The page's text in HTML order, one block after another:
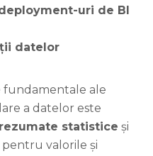
uri de BI
datelor
fundamentale ale
a datelor este
statistice și
pentru valorile și